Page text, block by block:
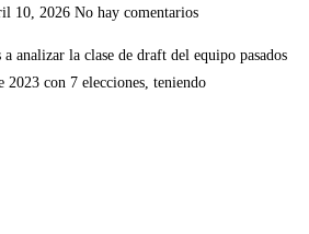
10, 2026 No hay comentarios
analizar la clase de draft del equipo pasados
2023 con 7 elecciones, teniendo